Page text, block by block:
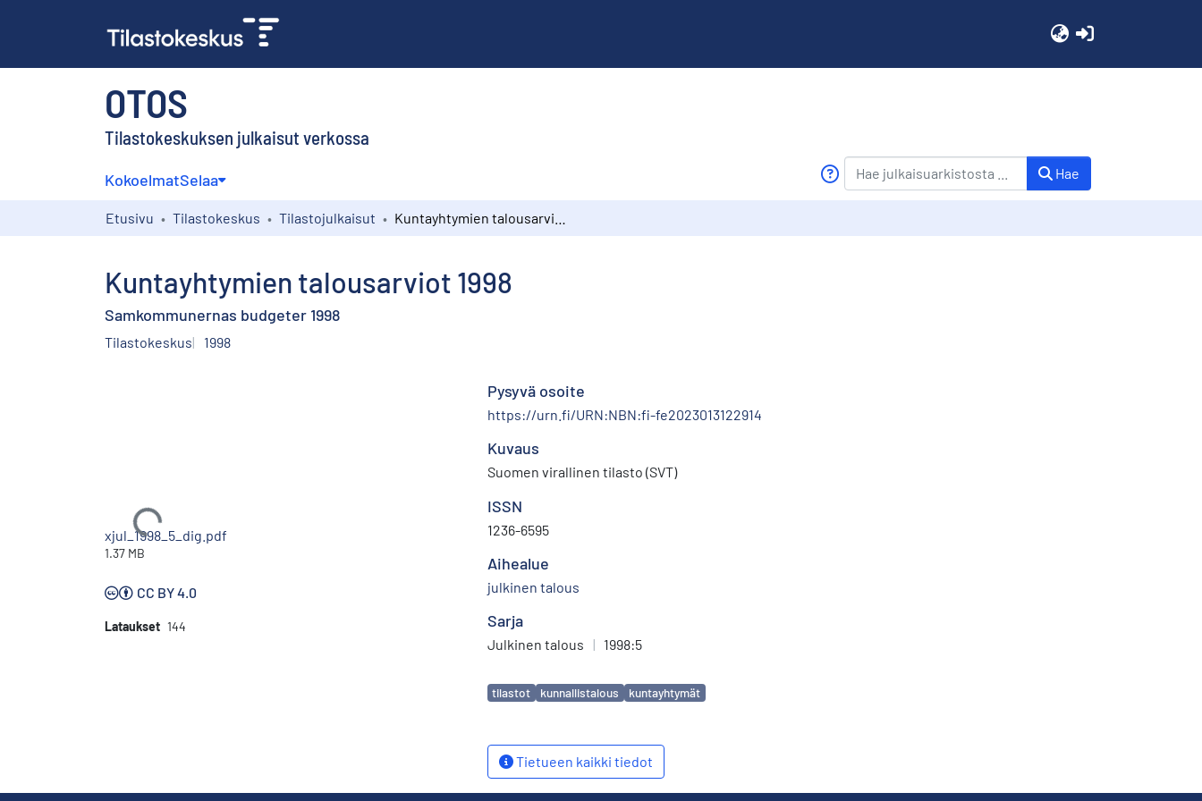
OTOS
Tilastokeskuksen julkaisut verkossa
KokoelmatSelaa Hae
Etusivu Tilastokeskus Tilastojulkaisut
Kuntayhtymien talousarviot 1998
Samkommunernas budgeter 1998
Tilastokeskus 1998
Ladataan...
xjul_1998_5_dig.pdf
1.37 MB
CC BY 4.0
Lataukset 144
Pysyvä osoite
https://urn.fi/URN:NBN:fi-fe2023013122914
Kuvaus
Suomen virallinen tilasto (SVT)
ISSN
1236-6595
Aihealue
julkinen talous
Sarja
Julkinen talous | 1998:5
Avainsanat
tilastot kunnallistalous kuntayhtymät
Tietueen kaikki tiedot